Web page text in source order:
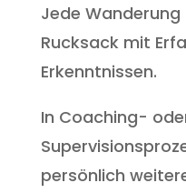
Jede
Rucksack mit
Erkenntnissen.
In Coaching-
persönlich